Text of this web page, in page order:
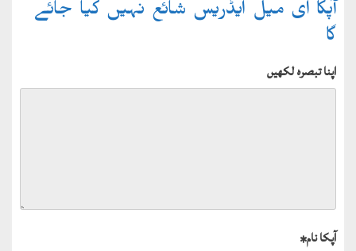
آپکا ای میل ایڈریس شائع نہیں کیا جائے
گا
اپنا تبصرہ لکھیں
آپکا نام*